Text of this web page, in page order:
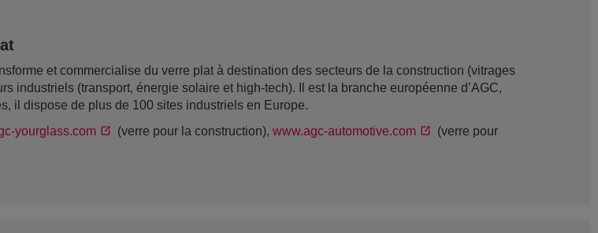
et commercialise du verre plat à destination des secteurs de la construction (vitrages
industriels (transport, énergie solaire et high-tech). Il est la branche européenne d’AGC,
il dispose de plus de 100 sites industriels en Europe.
yourglass.com (verre pour la construction), www.agc-automotive.com
(verre pour